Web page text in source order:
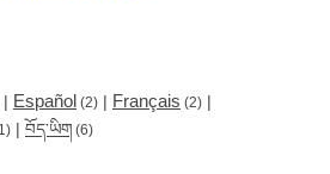
| Español (2) | Français (2) |
| བོད་ཡིག (6)